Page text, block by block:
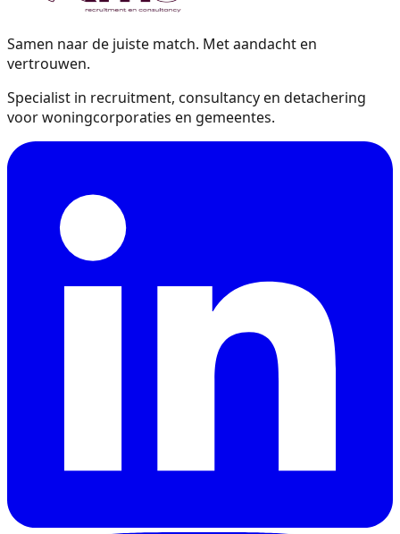
Samen naar de juiste match. Met aandacht en
vertrouwen.
Specialist in recruitment, consultancy en detachering
voor woningcorporaties en gemeentes.